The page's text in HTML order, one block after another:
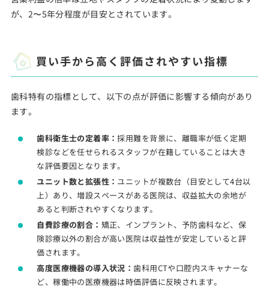
が、2〜5年分程度が目安とされています。
買い手から高く評価されやすい指標
歯科特有の指標として、以下の点が評価に影響する傾向があり
ます。
歯科衛生士の定着率：採用難を背景に、離職率が低く定期
検診などを任せられるスタッフが在籍していることは大き
な評価要因となります。
ユニット数と拡張性： ユニットが複数台（目安として4台以
上）あり、増設スペースがある医院は、収益拡大の余地が
あると判断されやすくなります。
自費診療の割合： 矯正、インプラント、予防歯科など、保
険診療以外の割合が高い医院は収益性が安定していると評
価されます。
高度医療機器の導入状況：歯科用CTや口腔内スキャナーな
ど、稼働中の医療機器は時価評価に反映されます。